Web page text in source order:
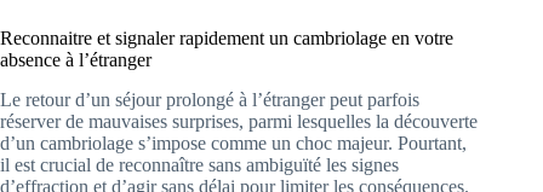
Reconnaitre et signaler rapidement un cambriolage en votre
absence à l’étranger
Le retour d’un séjour prolongé à l’étranger peut parfois
réserver de mauvaises surprises, parmi lesquelles la découverte
d’un cambriolage s’impose comme un choc majeur. Pourtant,
il est crucial de reconnaître sans ambiguïté les signes
d’effraction et d’agir sans délai pour limiter les conséquences.